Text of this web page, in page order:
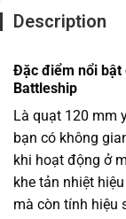
Description
Đặc điểm nổi bật
Battleship
Là quạt 120 mm
bạn có không
khi hoạt động ở
khe tản nhiệt
mà còn tính hiệu